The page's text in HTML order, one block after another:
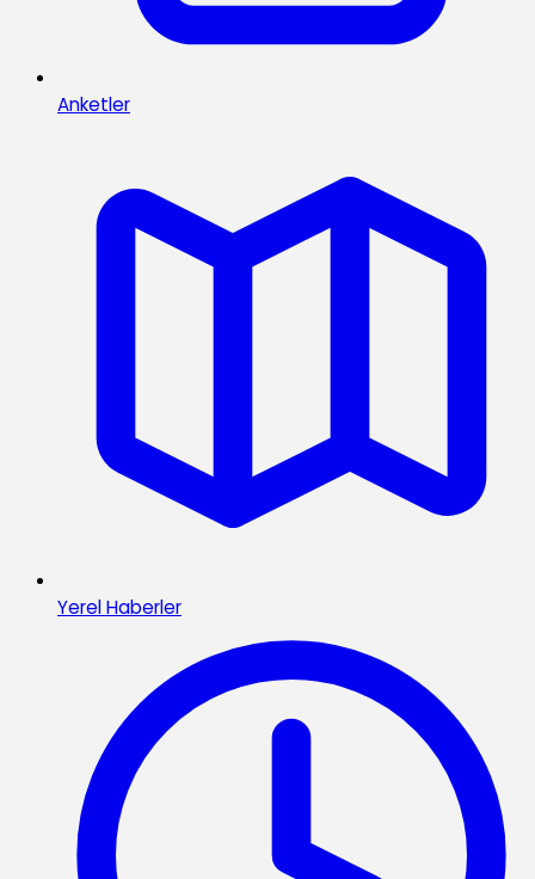
Anketler
Yerel Haberler